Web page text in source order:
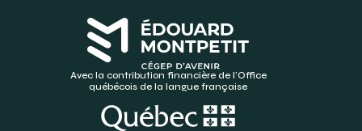
Avec la contribution financière de l’Office
québécois de la langue française